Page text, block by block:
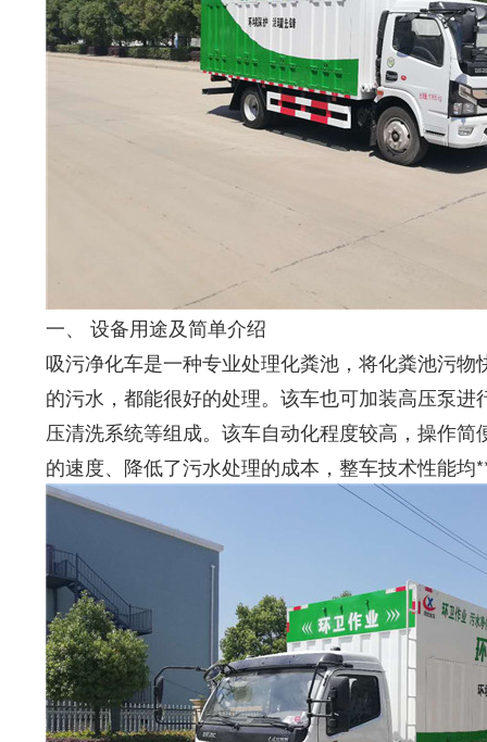
一、 设备用途及简单介绍
吸污净化车是一种专业处理化粪池，将化粪池污
的污水，都能很好的处理。该车也可加装高压泵
压清洗系统等组成。该车自动化程度较高，操作
的速度、降低了污水处理的成本，整车技术性能